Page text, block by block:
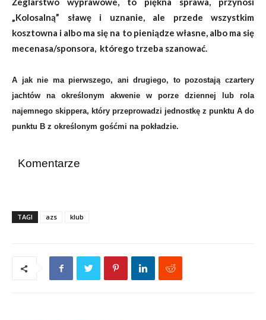
„Kolosalną” sławę i uznanie, ale przede wszystkim
kosztowna i albo ma się na to pieniądze własne, albo ma się
mecenasa/sponsora, którego trzeba szanować.
A jak nie ma pierwszego, ani drugiego, to pozostają czartery
jachtów na określonym akwenie w porze dziennej lub rola
najemnego skippera, który przeprowadzi jednostkę z punktu A do
punktu B z określonym gośćmi na pokładzie.
Komentarze
TAGI azs klub